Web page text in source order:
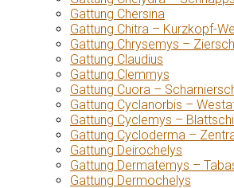
Gattung Chersina
Gattung Chitra – Kurzkopf-
Gattung Chrysemys –
Gattung Claudius
Gattung Clemmys
Gattung Cuora –
Gattung Cyclanorbis –
Gattung Cyclemys –
Gattung Cycloderma –
Gattung Deirochelys
Gattung Dermatemys –
Gattung Dermochelys